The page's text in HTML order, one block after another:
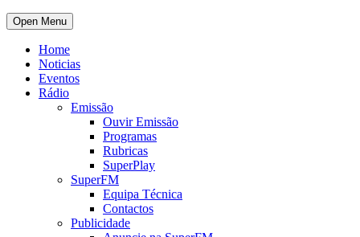
Open Menu
Home
Noticias
Eventos
Rádio
Emissão
Ouvir Emissão
Programas
Rubricas
SuperPlay
SuperFM
Equipa Técnica
Contactos
Publicidade